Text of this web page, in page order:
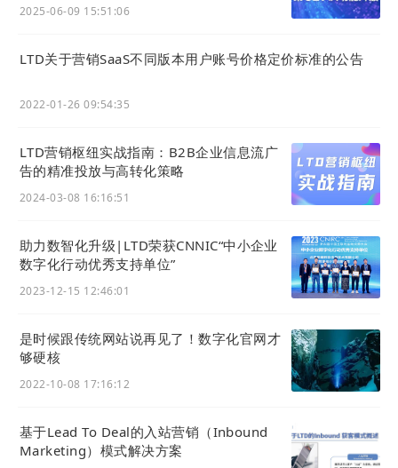
2) 优化文章等内容二维码生成功能
种内容类型，在获取二维码时，将二维码图片扩展
到1024x1024像素。
2025-06-09 15:51:06
LTD关于营销SaaS不同版本用户账号价格定价标准的公告
2022-01-26 09:54:35
LTD营销枢纽实战指南：B2B企业信息流广
告的精准投放与高转化策略
2024-03-08 16:16:51
助力数智化升级|LTD荣获CNNIC“中小企业
数字化行动优秀支持单位”
2023-12-15 12:46:01
是时候跟传统网站说再见了！数字化官网才
够硬核
2022-10-08 17:16:12
基于Lead To Deal的入站营销（Inbound
Marketing）模式解决方案